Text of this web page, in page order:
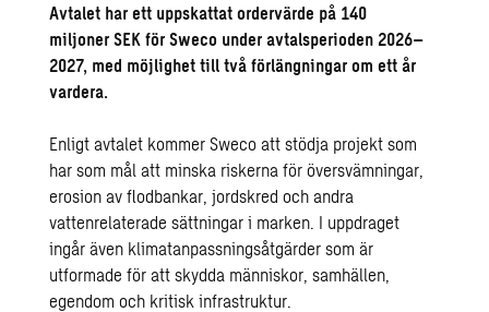
Avtalet har ett uppskattat ordervärde på 140
miljoner SEK för Sweco under avtalsperioden 2026–
2027, med möjlighet till två förlängningar om ett år
vardera.
Enligt avtalet kommer Sweco att stödja projekt som
har som mål att minska riskerna för översvämningar,
erosion av flodbankar, jordskred och andra
vattenrelaterade sättningar i marken. I uppdraget
ingår även klimatanpassningsåtgärder som är
utformade för att skydda människor, samhällen,
egendom och kritisk infrastruktur.